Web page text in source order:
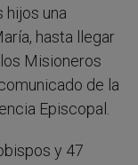
hijos una
hasta llegar
Misioneros
de la
Episcopal.
y 47